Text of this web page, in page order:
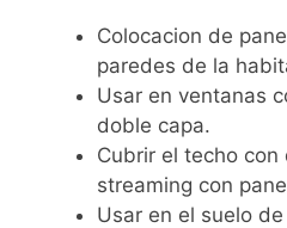
Colocacion de
paredes de la
Usar en ventanas
doble capa.
Cubrir el techo
streaming con
Usar en el suelo